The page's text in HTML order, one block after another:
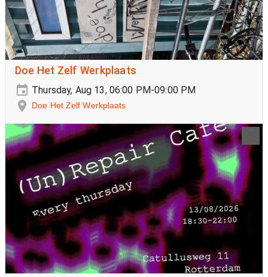
Doe Het Zelf Werkplaats
Thursday, Aug 13, 06:00 PM-09:00 PM
Doe Het Zelf Werkplaats